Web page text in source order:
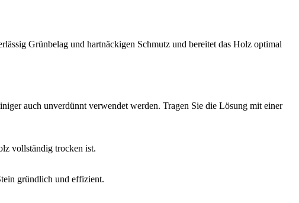
Grünbelag und hartnäckigen Schmutz und bereitet das Holz optimal
auch unverdünnt verwendet werden. Tragen Sie die Lösung mit einer
vollständig trocken ist.
gründlich und effizient.